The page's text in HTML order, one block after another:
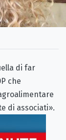
di far
che
di associati».